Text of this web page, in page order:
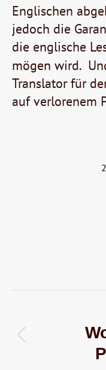
Englischen
jedoch die
die englische
mögen wird.
Translator für
auf verlorenem